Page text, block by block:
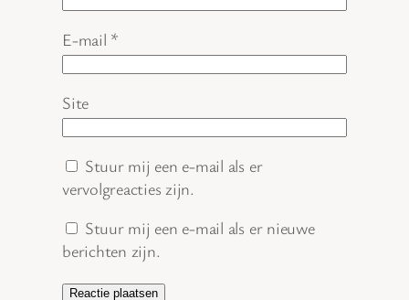
E-mail *
Site
Stuur mij een e-mail als er
vervolgreacties zijn.
Stuur mij een e-mail als er nieuwe
berichten zijn.